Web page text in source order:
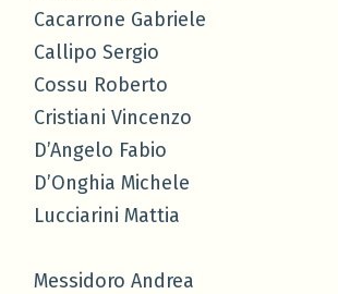
Cacarrone Gabriele
Callipo Sergio
Cossu Roberto
Cristiani Vincenzo
D’Angelo Fabio
D’Onghia Michele
Lucciarini Mattia
Messidoro Andrea